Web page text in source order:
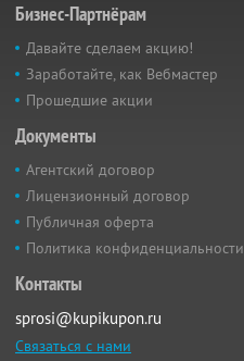
Бизнес-Партнёрам
Давайте сделаем акцию!
Заработайте, как Вебмастер
Прошедшие акции
Документы
Агентский договор
Лицензионный договор
Публичная оферта
Политика конфиденциальности
Контакты
sprosi@kupikupon.ru
Связаться с нами